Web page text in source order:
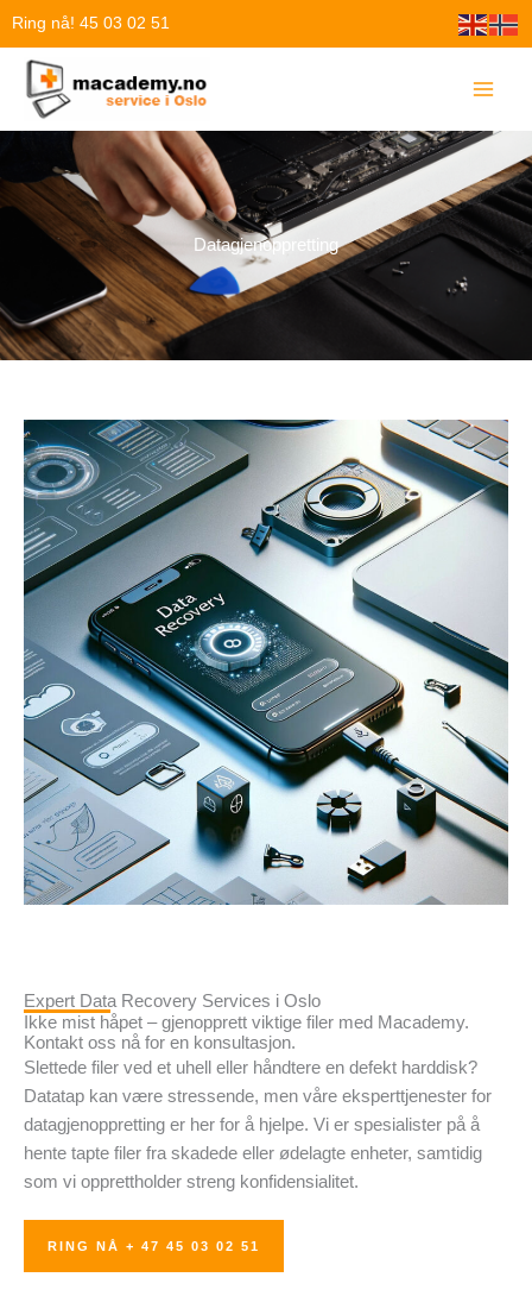
Hopp
innholdet
Ring nå! 45 03 02 51
Datagjenoppretting
Expert Data Recovery Services i Oslo
Ikke mist håpet – gjenopprett viktige filer med Macademy.
Kontakt oss nå for en konsultasjon.
Slettede filer ved et uhell eller håndtere en defekt harddisk?
Datatap kan være stressende, men våre eksperttjenester for
datagjenoppretting er her for å hjelpe. Vi er spesialister på å
hente tapte filer fra skadede eller ødelagte enheter, samtidig
som vi opprettholder streng konfidensialitet.
RING NÅ + 47 45 03 02 51